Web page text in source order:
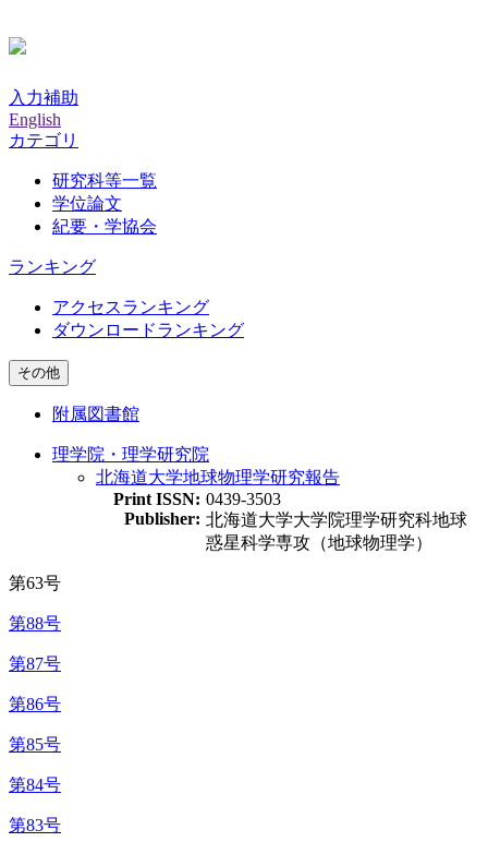
入力補助
English
カテゴリ
研究科等一覧
学位論文
紀要・学協会
ランキング
アクセスランキング
ダウンロードランキング
その他
附属図書館
理学院・理学研究院
北海道大学地球物理学研究報告
Print ISSN: 0439-3503
Publisher: 北海道大学大学院理学研究科地球
惑星科学専攻（地球物理学）
第63号
第88号
第87号
第86号
第85号
第84号
第83号